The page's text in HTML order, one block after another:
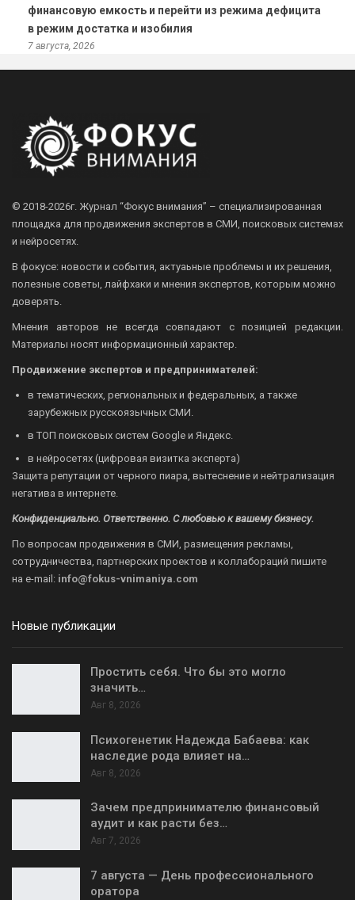
финансовую емкость и перейти из режима дефицита
в режим достатка и изобилия
7 августа, 2026
© 2018-2026г. Журнал “Фокус внимания” – специализированная
площадка для продвижения экспертов в СМИ, поисковых системах
и нейросетях.
В фокусе: новости и события, актуаьные проблемы и их решения,
полезные советы, лайфхаки и мнения экспертов, которым можно
доверять.
Мнения авторов не всегда совпадают с позицией редакции.
Материалы носят информационный характер.
Продвижение экспертов и предпринимателей:
в тематических, региональных и федеральных, а также
зарубежных русскоязычных СМИ.
в ТОП поисковых систем Google и Яндекс.
в нейросетях (цифровая визитка эксперта)
Защита репутации от черного пиара, вытеснение и нейтрализация
негатива в интернете.
Конфиденциально. Ответственно. С любовью к вашему бизнесу.
По вопросам продвижения в СМИ, размещения рекламы,
сотрудничества, партнерских проектов и коллабораций пишите
на e-mail: info@fokus-vnimaniya.com
Новые публикации
Простить себя. Что бы это могло
значить…
Авг 8, 2026
Психогенетик Надежда Бабаева: как
наследие рода влияет на…
Авг 8, 2026
Зачем предпринимателю финансовый
аудит и как расти без…
Авг 7, 2026
7 августа — День профессионального
оратора